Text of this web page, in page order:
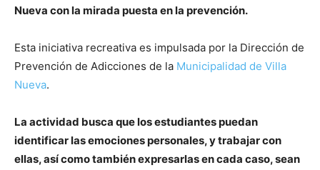
Nueva con la mirada puesta en la prevención.
Esta iniciativa recreativa es impulsada por la Dirección de
Prevención de Adicciones de la Municipalidad de Villa
Nueva.
La actividad busca que los estudiantes puedan
identificar las emociones personales, y trabajar con
ellas, así como también expresarlas en cada caso, sean